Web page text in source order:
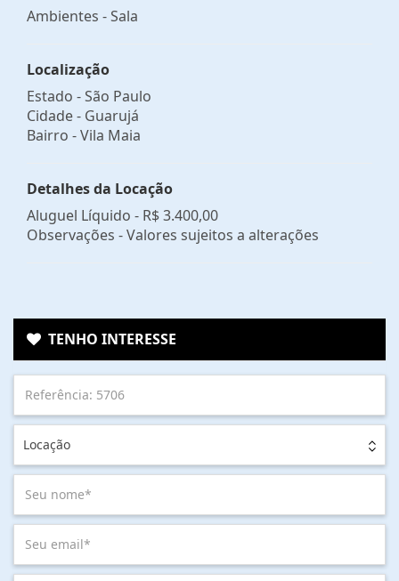
Ambientes - Sala
Localização
Estado -São Paulo
Cidade - Guarujá
Bairro -Vila Maia
Detalhes da Locação
Aluguel Líquido - R$ 3.400,00
Observações - Valores sujeitos a alterações
TENHO INTERESSE
Locação